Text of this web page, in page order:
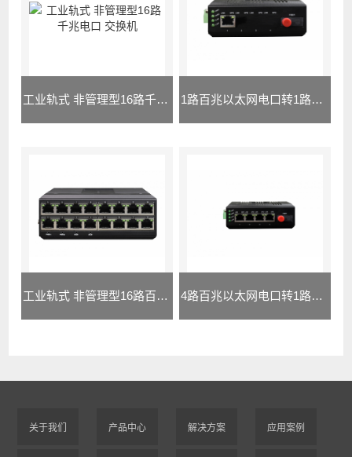
工业轨式 非管理型16路千兆电口 交换机 1路百兆以太网电口转1路百兆光口（双DC...
工业轨式 非管理型16路百兆电口 交换机 4路百兆以太网电口转1路百兆光口工业交换...
关于我们 产品中心 解决方案 应用案例